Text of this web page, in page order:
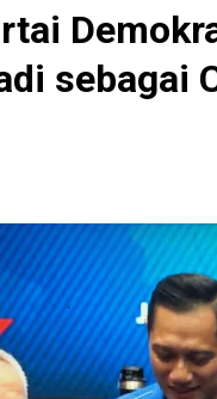
sebagai